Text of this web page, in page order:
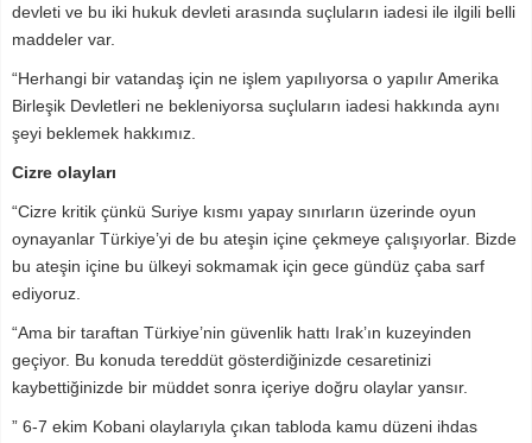
devleti ve bu iki hukuk devleti arasında suçluların iadesi ile ilgili belli
maddeler var.
“Herhangi bir vatandaş için ne işlem yapılıyorsa o yapılır Amerika
Birleşik Devletleri ne bekleniyorsa suçluların iadesi hakkında aynı
şeyi beklemek hakkımız.
Cizre olayları
“Cizre kritik çünkü Suriye kısmı yapay sınırların üzerinde oyun
oynayanlar Türkiye’yi de bu ateşin içine çekmeye çalışıyorlar. Bizde
bu ateşin içine bu ülkeyi sokmamak için gece gündüz çaba sarf
ediyoruz.
“Ama bir taraftan Türkiye’nin güvenlik hattı Irak’ın kuzeyinden
geçiyor. Bu konuda tereddüt gösterdiğinizde cesaretinizi
kaybettiğinizde bir müddet sonra içeriye doğru olaylar yansır.
” 6-7 ekim Kobani olaylarıyla çıkan tabloda kamu düzeni ihdas